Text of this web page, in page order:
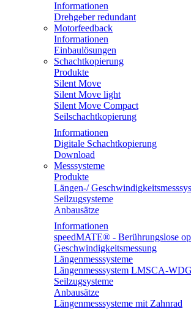
Informationen
Drehgeber redundant
Motorfeedback
Informationen
Einbaulösungen
Schachtkopierung
Produkte
Silent Move
Silent Move light
Silent Move Compact
Seilschachtkopierung
Informationen
Digitale Schachtkopierung
Download
Messsysteme
Produkte
Längen-/
Seilzugsysteme
Anbausätze
Informationen
speedMATE® - Berührungslose
Geschwindigkeitsmessung
Längenmesssysteme
Längenmesssystem LMSCA-
Seilzugsysteme
Anbausätze
Längenmesssysteme mit Zahnrad